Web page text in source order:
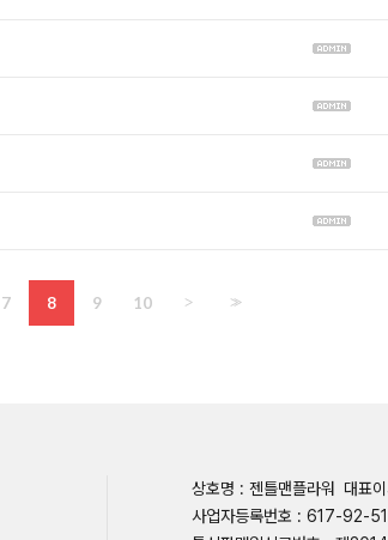
7 8 9 10 > >>
상호명 : 젠틀맨플라워
대표
사업자등록번호 : 617-92-